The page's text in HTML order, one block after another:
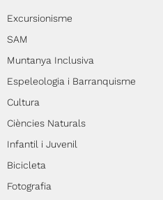
Excursionisme
SAM
Muntanya Inclusiva
Espeleologia i Barranquisme
Cultura
Ciències Naturals
Infantil i Juvenil
Bicicleta
Fotografia